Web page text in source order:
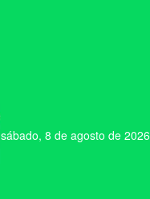
sábado, 8 de agosto de 2026